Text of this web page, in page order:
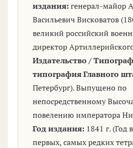
издания:генерал-майор
Васильевич Висковатов
великий российский
директор
Издательство /
типография Главного
Петербург). Выпущено по
непосредственному
повелению императора
Год издания: 1841 г. (Год
первых, самых редких